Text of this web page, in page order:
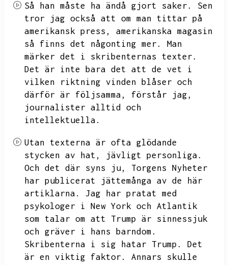
Så han måste ha ändå gjort saker.
Sen
tror jag också att om man tittar på
amerikansk press,
amerikanska magasin
så finns det någonting mer.
Man
märker det i skribenternas texter.
Det är inte bara det att de vet i
vilken riktning vinden blåser och
därför är följsamma,
förstår jag,
journalister alltid och
intellektuella.
Utan texterna är ofta glödande
stycken av hat,
jävligt personliga.
Och det där syns ju,
Torgens Nyheter
har publicerat jättemånga av de här
artiklarna.
Jag har pratat med
psykologer i New York och Atlantik
som talar om att Trump är sinnessjuk
och gräver i hans barndom.
Skribenterna i sig hatar Trump.
Det
är en viktig faktor.
Annars skulle